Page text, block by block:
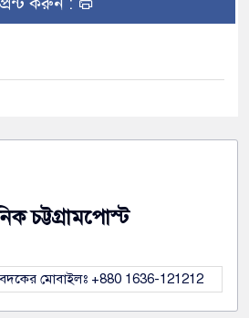
চট্টগ্রামপোস্ট
মোবাইলঃ +880 1636-121212